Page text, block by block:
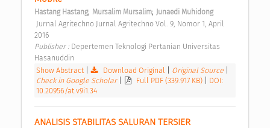
Hastang Hastang; Mursalim Mursalim; Junaedi Muhidong
2016
Publisher : Depertemen Teknologi Pertanian Universitas
Hasanuddin
Show Abstract
Download Original Original Source
Check in Google Scholar
Full PDF (339.917 KB)
DOI:
10.20956/at.v9i1.34
ANALISIS STABILITAS SALURAN TERSIER